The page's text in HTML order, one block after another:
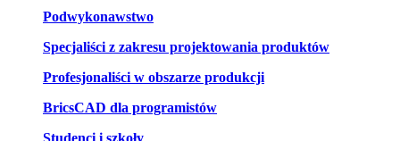
Podwykonawstwo
Specjaliści z zakresu projektowania produktów
Profesjonaliści w obszarze produkcji
BricsCAD dla programistów